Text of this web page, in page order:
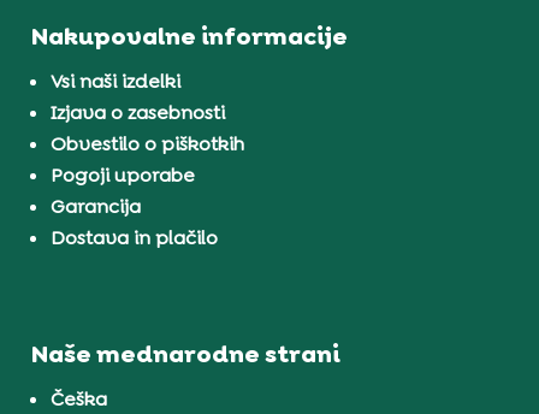
Nakupovalne informacije
Vsi naši izdelki
Izjava o zasebnosti
Obvestilo o piškotkih
Pogoji uporabe
Garancija
Dostava in plačilo
Naše mednarodne strani
Češka